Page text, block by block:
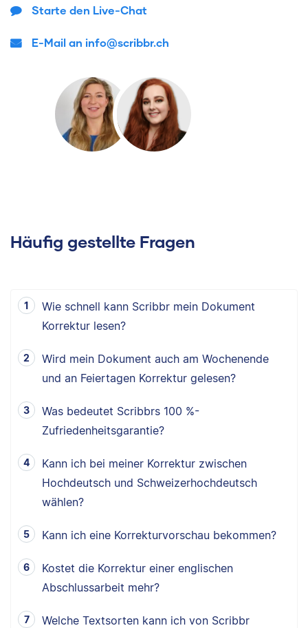
Starte den Live-Chat
E-Mail an info@scribbr.ch
Häufig gestellte Fragen
Wie schnell kann Scribbr mein Dokument
Korrektur lesen?
Wird mein Dokument auch am Wochenende
und an Feiertagen Korrektur gelesen?
Was bedeutet Scribbrs 100 %-
Zufriedenheitsgarantie?
Kann ich bei meiner Korrektur zwischen
Hochdeutsch und Schweizerhochdeutsch
wählen?
Kann ich eine Korrekturvorschau bekommen?
Kostet die Korrektur einer englischen
Abschlussarbeit mehr?
Welche Textsorten kann ich von Scribbr